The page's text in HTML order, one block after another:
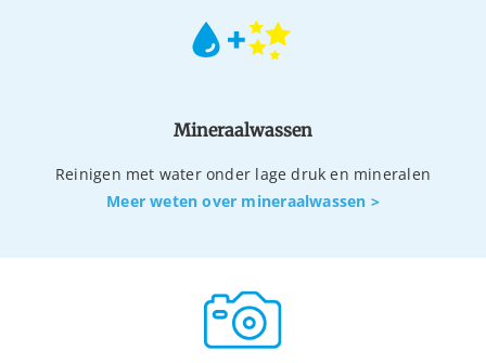
Mineraalwassen
Reinigen met water onder lage druk en mineralen
Meer weten over mineraalwassen >